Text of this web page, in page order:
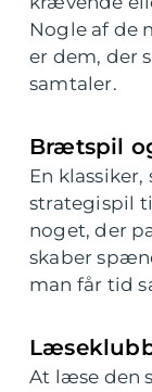
Nogle af de
er dem, der
samtaler.
Brætspil
En
strategispil
noget, der
skaber
man får tid
At læse den